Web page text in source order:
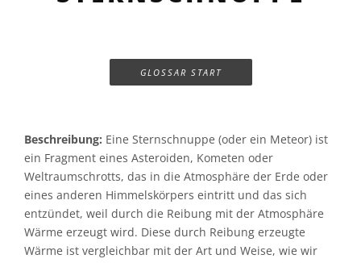
GLOSSAR START
Beschreibung: Eine Sternschnuppe (oder ein Meteor) ist
ein Fragment eines Asteroiden, Kometen oder
Weltraumschrotts, das in die Atmosphäre der Erde oder
eines anderen Himmelskörpers eintritt und das sich
entzündet, weil durch die Reibung mit der Atmosphäre
Wärme erzeugt wird. Diese durch Reibung erzeugte
Wärme ist vergleichbar mit der Art und Weise, wie wir